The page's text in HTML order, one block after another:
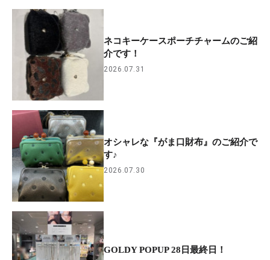
ネコキーケースポーチチャームのご紹
介です！
2026.07.31
オシャレな『がま口財布』のご紹介で
す♪
2026.07.30
GOLDY POPUP 28日最終日！